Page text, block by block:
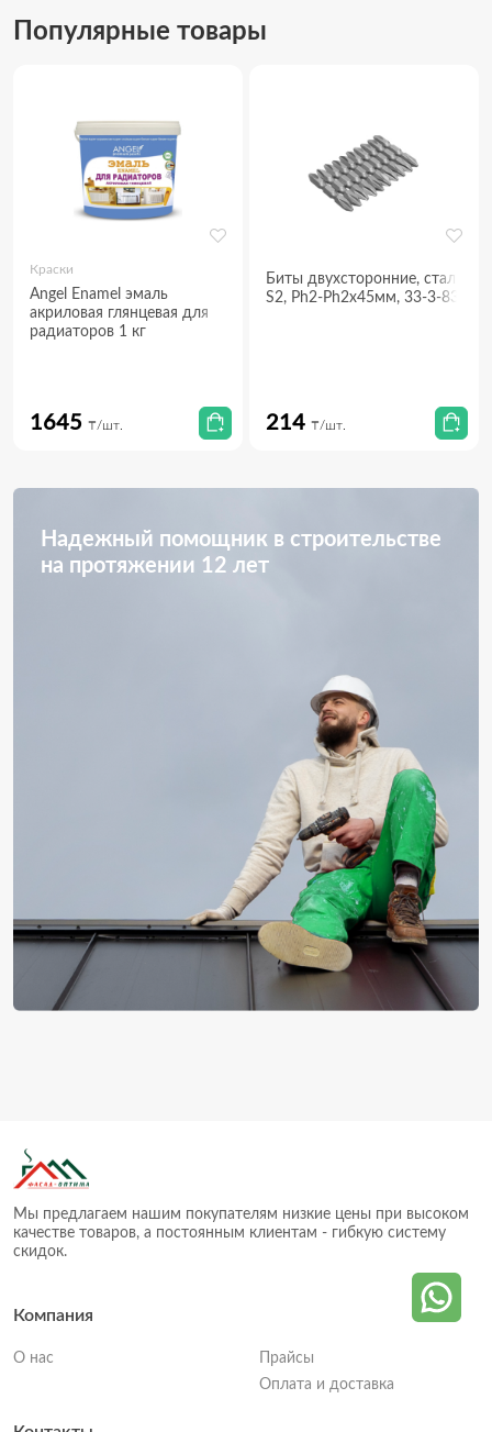
Популярные товары
Краски
Angel Enamel эмаль
акриловая глянцевая для
радиаторов 1 кг
1645 ₸/шт.
Биты двухсторонние, сталь
S2, Ph2-Ph2х45мм, 33-3-831
214 ₸/шт.
Надежный помощник в строительстве
на протяжении 12 лет
Мы предлагаем нашим покупателям низкие цены при высоком
качестве товаров, а постоянным клиентам - гибкую систему
скидок.
Компания
О нас
Прайсы
Оплата и доставка